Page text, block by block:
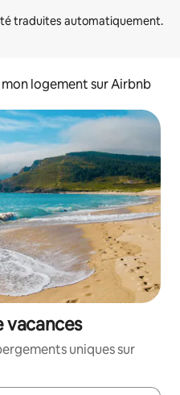
logement sur Airbnb
vacances
uniques sur